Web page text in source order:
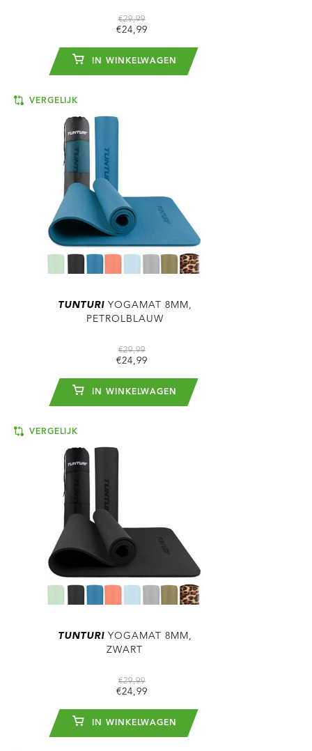
€29,99
€24,99
IN WINKELWAGEN
VERGELIJK
TUNTURIYOGAMAT 8MM,
PETROLBLAUW
€29,99
€24,99
IN WINKELWAGEN
VERGELIJK
TUNTURIYOGAMAT 8MM,
ZWART
€29,99
€24,99
IN WINKELWAGEN